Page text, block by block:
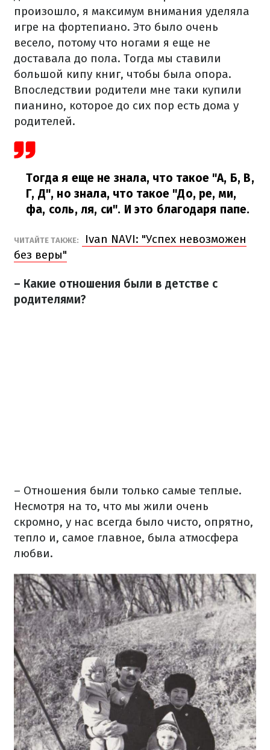
произошло, я максимум внимания уделяла
игре на фортепиано. Это было очень
весело, потому что ногами я еще не
доставала до пола. Тогда мы ставили
большой кипу книг, чтобы была опора.
Впоследствии родители мне таки купили
пианино, которое до сих пор есть дома у
родителей.
Тогда я еще не знала, что такое "А, Б, В,
Г, Д", но знала, что такое "До, ре, ми,
фа, соль, ля, си". И это благодаря папе.
ЧИТАЙТЕ ТАКЖЕ:
Ivan NAVI: "Успех невозможен
без веры"
– Какие отношения были в детстве с
родителями?
– Отношения были только самые теплые.
Несмотря на то, что мы жили очень
скромно, у нас всегда было чисто, опрятно,
тепло и, самое главное, была атмосфера
любви.